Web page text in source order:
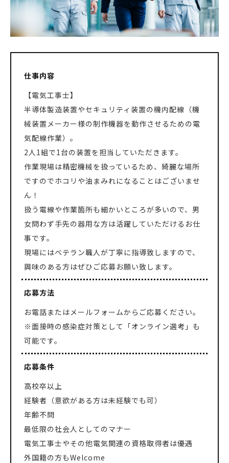
仕事内容
【電気工事士】
半導体製造装置やセキュリティ装置の機内配線（機
械装置メーカー様の制作機器を動作させるための電
気配線作業）。
2人1組で1台の装置を担当していただきます。
作業現場は精密機械を扱っているため、綺麗な場所
ですのでホコリや油まみれになることはございませ
ん！
扱う電線や作業箇所も細かいところが多いので、男
女問わず手先の器用な方は活躍していただけるお仕
事です。
現場にはベテラン職人が丁寧に指導致しますので、
興味のある方はぜひご応募お願い致します。
応募方法
お電話またはメールフォームからご応募ください。
※面接時の感染症対策として「オンライン選考」も
可能です。
応募条件
高校卒以上
経験者（意欲がある方は未経験でも可）
年齢不問
最低限の社会人としてのマナー
電気工事士やその他電気関連の資格取得者は優遇
外国籍の方もWelcome